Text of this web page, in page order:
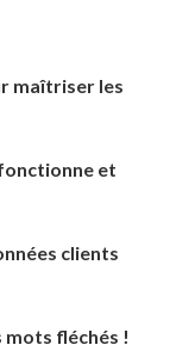
maîtriser les
et
clients
mots fléchés !